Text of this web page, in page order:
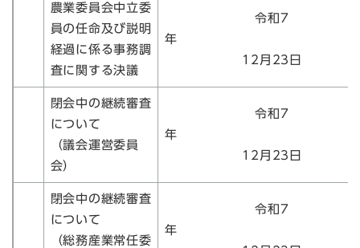
農業委員会中立委
員の任命及び説明
経過に係る事務調
査に関する決議
令和7
12月23日
閉会中の継続審査
について
（議会運営委員
会）
令和7
12月23日
閉会中の継続審査
について
（総務産業常任委
令和7